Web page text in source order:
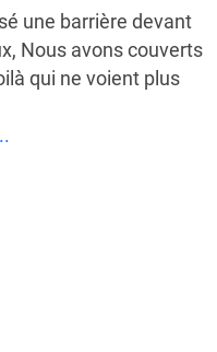
une barrière devant
Nous avons couverts
qui ne voient plus